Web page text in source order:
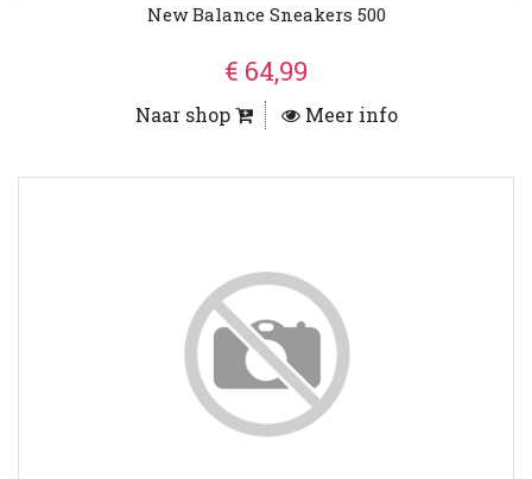
New Balance Sneakers 500
€ 64,99
Naar shop Meer info